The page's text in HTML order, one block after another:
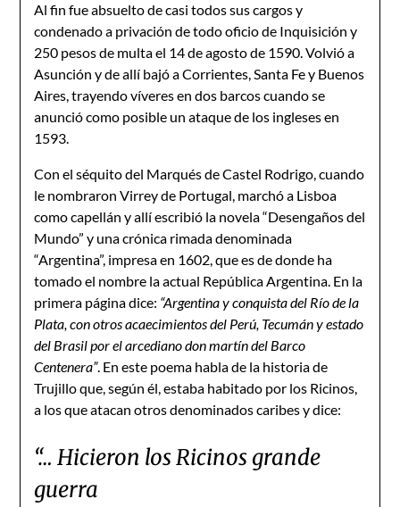
Al fin fue absuelto de casi todos sus cargos y
condenado a privación de todo oficio de Inquisición y
250 pesos de multa el 14 de agosto de 1590. Volvió a
Asunción y de allí bajó a Corrientes, Santa Fe y Buenos
Aires, trayendo víveres en dos barcos cuando se
anunció como posible un ataque de los ingleses en
1593.
Con el séquito del Marqués de Castel Rodrigo, cuando
le nombraron Virrey de Portugal, marchó a Lisboa
como capellán y allí escribió la novela “Desengaños del
Mundo” y una crónica rimada denominada
“Argentina”, impresa en 1602, que es de donde ha
tomado el nombre la actual República Argentina. En la
primera página dice: “Argentina y conquista del Río de la
Plata, con otros acaecimientos del Perú, Tecumán y estado
del Brasil por el arcediano don martín del Barco
Centenera”. En este poema habla de la historia de
Trujillo que, según él, estaba habitado por los Ricinos,
a los que atacan otros denominados caribes y dice:
“… Hicieron los Ricinos grande
guerra